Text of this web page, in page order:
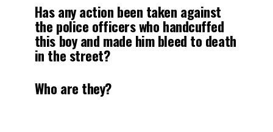
Has any action been taken against
the police officers who handcuffed
this boy and made him bleed to death
in the street?
Who are they?